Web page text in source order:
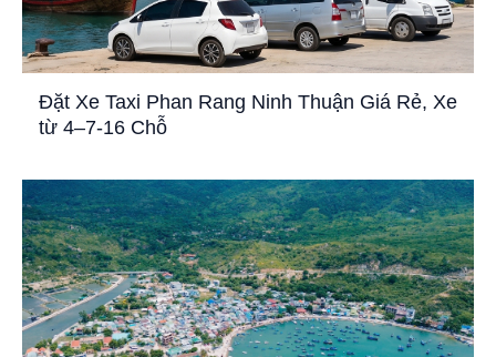
Đặt Xe Taxi Phan Rang Ninh Thuận Giá Rẻ, Xe
từ 4–7-16 Chỗ